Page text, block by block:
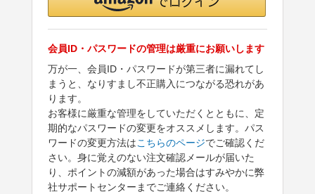
会員ID・パスワードの管理は厳重にお願いします
万が一、会員ID・パスワードが第三者に漏れてし
まうと、なりすまし不正購入につながる恐れがあ
ります。
お客様に厳重な管理をしていただくとともに、定
期的なパスワードの変更をオススメします。パス
ワードの変更方法はこちらのページでご確認くだ
さい。身に覚えのない注文確認メールが届いた
り、ポイントの減額があった場合はすみやかに弊
社サポートセンターまでご連絡ください。